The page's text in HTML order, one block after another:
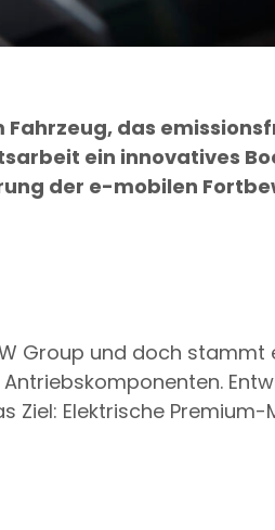
Fahrzeug, das
ein innovatives
der e-mobilen
Group und doch stammt
Ziel: Elektrische